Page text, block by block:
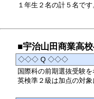
１年生２名の計５名です
■宇治山田商業高
◇◇◇ Q ◇◇◇
国際科の前期選抜受験を
英検準２級は加点の対